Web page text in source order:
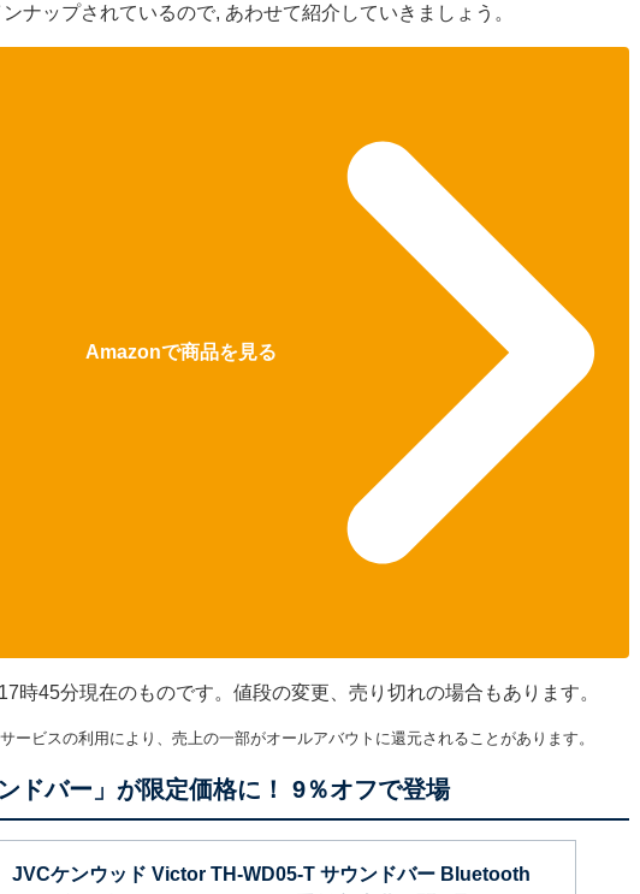
ナップされているので, あわせて紹介していきましょう。
Amazonで商品を見る
時45分現在のものです。値段の変更、売り切れの場合もあります。
ービスの利用により、売上の一部がオールアバウトに還元されることがあります。
ドバー」が限定価格に！ 9％オフで登場
JVCケンウッド Victor TH-WD05-T サウンドバー Bluetooth